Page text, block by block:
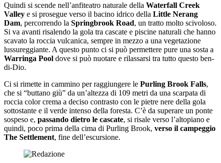
Quindi si scende nell’anfiteatro naturale della Waterfall Creek
Valley e si prosegue verso il bacino idrico della Little Nerang
Dam, percorrendo la Springbrook Road, un tratto molto scivoloso.
Si va avanti risalendo la gola tra cascate e piscine naturali che hanno
scavato la roccia vulcanica, sempre in mezzo a una vegetazione
lussureggiante. A questo punto ci si può permettere pure una sosta a
Warringa Pool dove si può nuotare e rilassarsi tra tutto questo ben-
di-Dio.
Ci si rimette in cammino per raggiungere le Purling Brook Falls,
che si “buttano giù” da un’altezza di 109 metri da una scarpata di
roccia color crema a deciso contrasto con le pietre nere della gola
sottostante e il verde intenso della foresta. C’è da superare un ponte
sospeso e, passando dietro le cascate, si risale verso l’altopiano e
quindi, poco prima della cima di Purling Brook, verso il campeggio
The Settlement, fine dell’escursione.